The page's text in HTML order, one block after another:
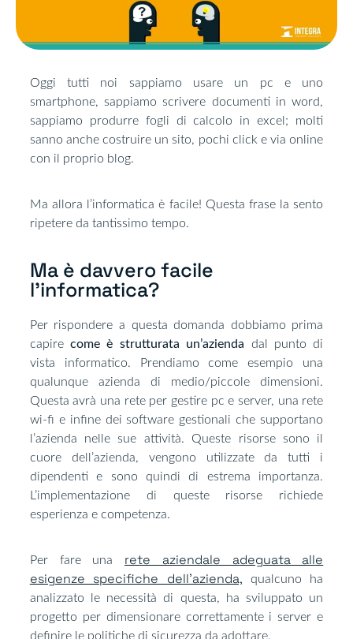
Oggi tutti noi sappiamo usare un pc e uno
smartphone, sappiamo scrivere documenti in word,
sappiamo produrre fogli di calcolo in excel; molti
sanno anche costruire un sito, pochi click e via online
con il proprio blog.
Ma allora l’informatica è facile! Questa frase la sento
ripetere da tantissimo tempo.
Ma è davvero facile
l'informatica?​
Per rispondere a questa domanda dobbiamo prima
capirecome è strutturata un’azienda dal punto di
vista informatico. Prendiamo come esempio una
qualunque azienda di medio/piccole dimensioni.
Questa avrà una rete per gestire pc e server, una rete
wi-fi e infine dei software gestionali che supportano
l’azienda nelle sue attività. Queste risorse sono il
cuore dell’azienda, vengono utilizzate da tutti i
dipendenti e sono quindi di estrema importanza.
L’implementazione di queste risorse richiede
esperienza e competenza.
Per fare una rete aziendale adeguata alle
esigenze specifiche dell’azienda, qualcuno ha
analizzato le necessità di questa, ha sviluppato un
progetto per dimensionare correttamente i server e
definire le politiche di sicurezza da adottare.